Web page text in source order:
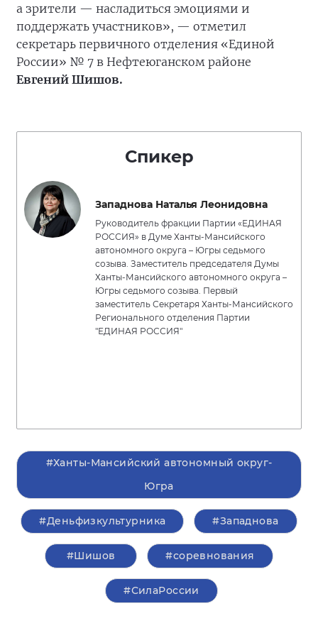
а зрители — насладиться эмоциями и
поддержать участников», — отметил
секретарь первичного отделения «Единой
России» № 7 в Нефтеюганском районе
Евгений Шишов.
Спикер
Западнова Наталья Леонидовна
Руководитель фракции Партии «ЕДИНАЯ
РОССИЯ» в Думе Ханты-Мансийского
автономного округа – Югры седьмого
созыва. Заместитель председателя Думы
Ханты-Мансийского автономного округа –
Югры седьмого созыва. Первый
заместитель Секретаря Ханты-Мансийского
Регионального отделения Партии
"ЕДИНАЯ РОССИЯ"
#Ханты-Мансийский автономный округ-
Югра
#Деньфизкультурника #Западнова
#Шишов #соревнования
#СилаРоссии